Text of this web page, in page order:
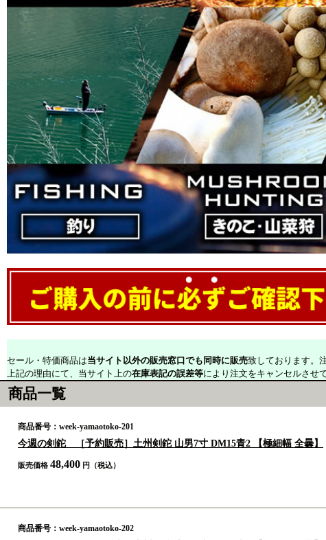
セール・特価商品は当サイト以外の販売窓口でも同時に販売致しております。
上記の理由にて、当サイト上の在庫表記の誤差等により注文をキャンセルさせ
商品一覧
商品番号：week-yamaotoko-201
今週の剣鉈 ［予約販売］土州剣鉈 山男7寸 DM15青2 【極細幅 全曇】
販売価格 48,400 円（税込）
商品番号：week-yamaotoko-202